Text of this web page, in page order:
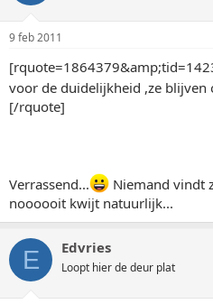
9 feb 2011
voor de duidelijkheid ,ze blijven
[/rquote]
Verrassend...
Niemand vindt
noooooit kwijt natuurlijk...
E Edvries
Loopt hier de deur plat